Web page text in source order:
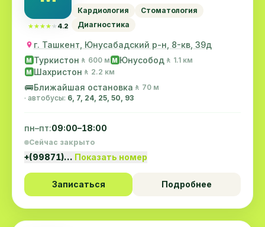
★★★★★
★★★★★ 4.2
Кардиология
Стоматология
Диагностика
г. Ташкент, Юнусабадский р-н, 8-кв, 39д
M Туркистон 🚶 600 м M Юнусобод 🚶 1.1 км
M Шахристон 🚶 2.2 км
🚌Ближайшая остановка 🚶 70 м
· автобусы: 6, 7, 24, 25, 50, 93
пн–пт:09:00–18:00
Сейчас закрыто
+(99871)… Показать номер
Записаться Подробнее